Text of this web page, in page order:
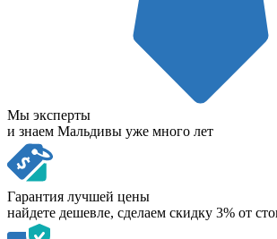
Мы эксперты
и знаем Мальдивы уже много лет
Гарантия лучшей цены
найдете дешевле, сделаем скидку 3% от